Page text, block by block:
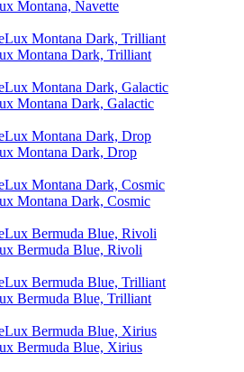
Montana, Navette
Montana Dark, Trilliant
Montana Dark, Galactic
Montana Dark, Drop
Montana Dark, Cosmic
Bermuda Blue, Rivoli
Bermuda Blue, Trilliant
Bermuda Blue, Xirius